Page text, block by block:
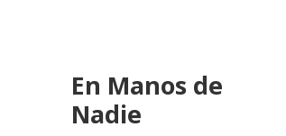
En Manos de
Nadie